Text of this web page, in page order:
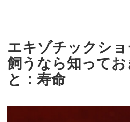
エキゾチックシ
飼うなら知ってお
と：寿命